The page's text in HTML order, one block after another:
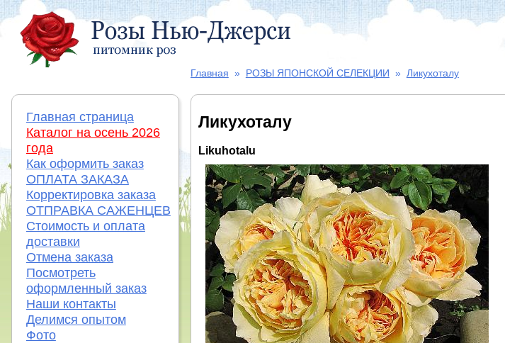
Главная » РОЗЫ ЯПОНСКОЙ СЕЛЕКЦИИ » Ликухоталу
Ликухоталу
Likuhotalu
Главная страница
Каталог на осень 2026
года
Как оформить заказ
ОПЛАТА ЗАКАЗА
Корректировка заказа
ОТПРАВКА САЖЕНЦЕВ
Стоимость и оплата
доставки
Отмена заказа
Посмотреть
оформленный заказ
Наши контакты
Делимся опытом
Фото